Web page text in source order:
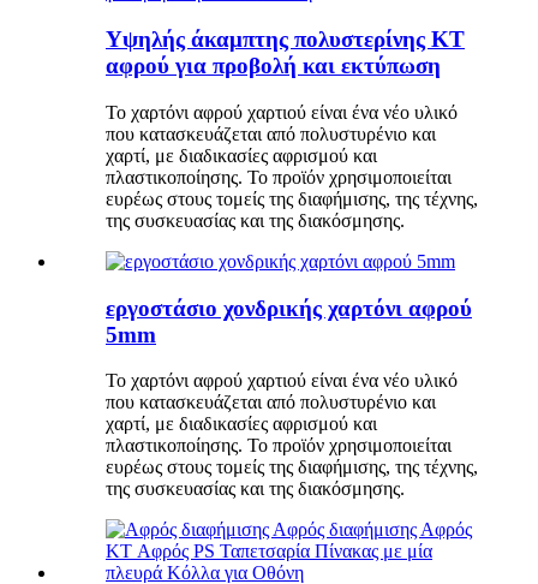
Υψηλής άκαμπτης πολυστερίνης KT
αφρού για προβολή και εκτύπωση
Το χαρτόνι αφρού χαρτιού είναι ένα νέο υλικό
που κατασκευάζεται από πολυστυρένιο και
χαρτί, με διαδικασίες αφρισμού και
πλαστικοποίησης. Το προϊόν χρησιμοποιείται
ευρέως στους τομείς της διαφήμισης, της τέχνης,
της συσκευασίας και της διακόσμησης.
εργοστάσιο χονδρικής χαρτόνι αφρού
5mm
Το χαρτόνι αφρού χαρτιού είναι ένα νέο υλικό
που κατασκευάζεται από πολυστυρένιο και
χαρτί, με διαδικασίες αφρισμού και
πλαστικοποίησης. Το προϊόν χρησιμοποιείται
ευρέως στους τομείς της διαφήμισης, της τέχνης,
της συσκευασίας και της διακόσμησης.